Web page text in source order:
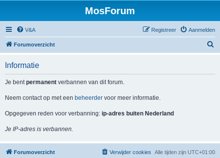
MosForum
V&A Aanmelden
Registreer
Forumoverzicht
Informatie
Je bentpermanent verbannen van dit forum.
Neem contact op met een beheerder voor meer informatie.
Opgegeven reden voor verbanning: ip-adres buiten Nederland
Je IP-adres is verbannen.
Forumoverzicht Alle tijden zijn UTC+01:00
Verwijder cookies